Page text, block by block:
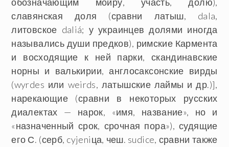
славянская доля (сравни латыш, dala,
литовское daliá; у украинцев долями иногда
назывались души предков), римские Кармента
и восходящие к ней парки, скандинавские
норны и валькирии, англосаксонские вирды
(wyrdes или weirds, латышские лаймы и др.)],
нарекающие (сравни в некоторых русских
диалектах — нарок, «имя, название», но и
«назначенный срок, срочная пора»), судящие
его С. (серб, cyjeniца, чеш. sudice, сравни также